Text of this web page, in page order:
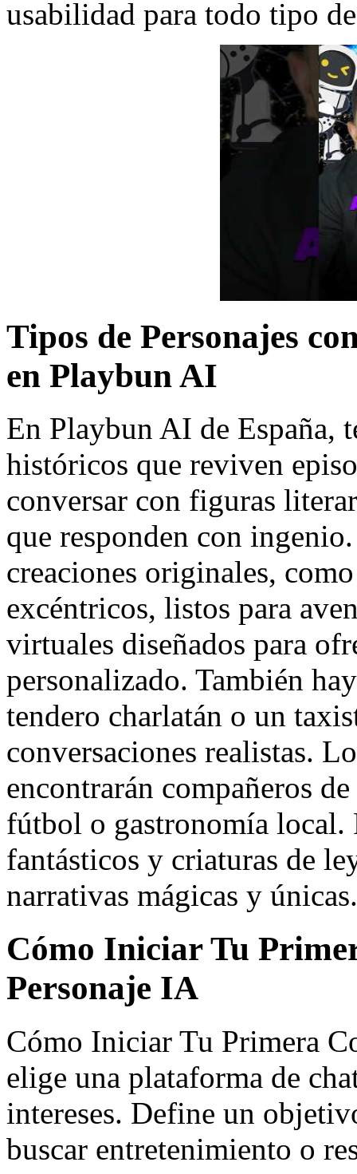
usabilidad para todo tipo
Tipos de Personajes
en Playbun AI
En Playbun AI de España,
históricos que reviven
conversar con figuras
que responden con
creaciones originales,
excéntricos, listos para
virtuales diseñados para
personalizado. También
tendero charlatán o un
conversaciones realistas.
encontrarán compañeros
fútbol o gastronomía local.
fantásticos y criaturas de
narrativas mágicas y únicas.
Cómo Iniciar Tu
Personaje IA
Cómo Iniciar Tu Primera
elige una plataforma de
intereses. Define un
buscar entretenimiento o